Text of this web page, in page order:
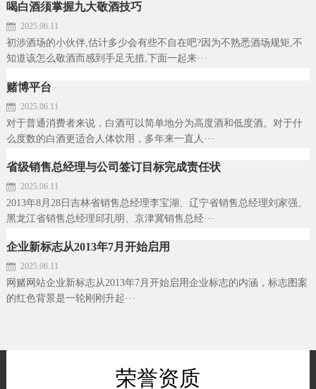
喝白酒须掌握九大敬酒技巧
2025.06.11
初涉酒场的小伙伴,估计多少会有些不自在吧?因为不熟悉酒场规矩,不
知道该怎么敬酒而感到手足无措,下面一起来···
赌博平台
2025.06.11
对于普通消费者来说，白酒可以简单地分为高度酒和低度酒。对于什
么度数的白酒更适合人体饮用，多年来一直人···
省级销售总经理与公司签订目标完成责任状
2025.06.11
2013年8月28日吉林省销售总经理李宝湖、辽宁省销售总经理刘家强、
黑龙江省销售总经理邱孔明、京津冀销售总经···
企业新标志从2013年7月开始启用
2025.06.11
网赌网站企业新标志从2013年7月开始启用企业标志的内涵，标志图案
的红色背景是一轮刚刚升起···
荣誉资质